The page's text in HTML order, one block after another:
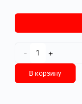
- +
В корзину